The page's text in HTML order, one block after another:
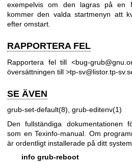
exempelvis om den lagras på en
kommer den valda startmenyn att
efter omstart.
RAPPORTERA FEL
Rapportera fel till <bug-
översättningen till >tp-sv@listor.tp-
SE ÄVEN
grub-set-default(8), grub-editenv(1)
Den fullständiga dokumentationen
som en Texinfo-manual. Om
är ordentligt installerade på ditt
info grub-reboot